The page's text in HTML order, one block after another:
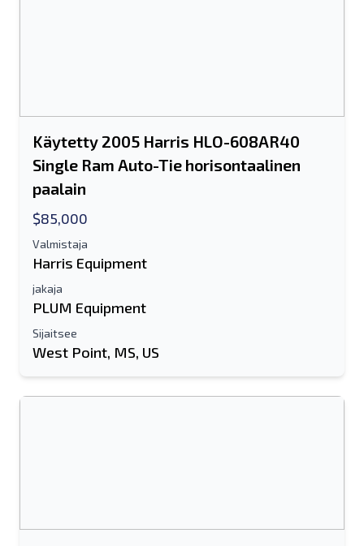
Käytetty 2005 Harris HLO-608AR40
Single Ram Auto-Tie horisontaalinen
paalain
$85,000
Valmistaja
Harris Equipment
jakaja
PLUM Equipment
Sijaitsee
West Point, MS, US